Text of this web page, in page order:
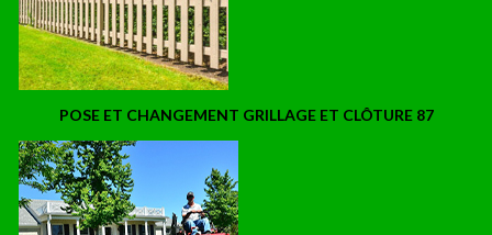
POSE ET CHANGEMENT GRILLAGE ET CLÔTURE 87